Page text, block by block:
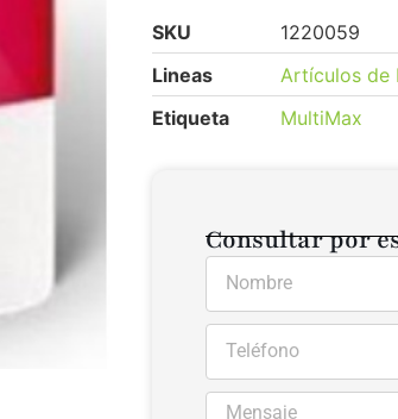
SKU
1220059
Lineas
Artículos de
Etiqueta
MultiMax
Consultar por